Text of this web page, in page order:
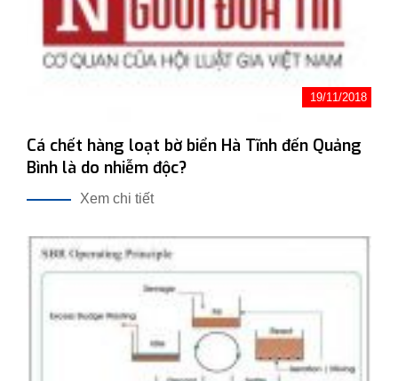
19/11/2018
Cá chết hàng loạt bờ biển Hà Tĩnh đến Quảng
Bình là do nhiễm độc?
Xem chi tiết